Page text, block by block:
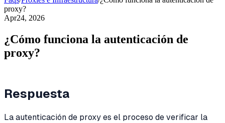
proxy?
Apr24, 2026
¿Cómo funciona la autenticación de
proxy?
Respuesta
La autenticación de proxy es el proceso de verificar la